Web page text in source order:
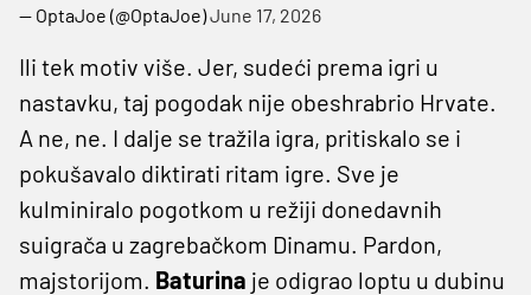
— OptaJoe (@OptaJoe)June 17, 2026
Ili tek motiv više. Jer, sudeći prema igri u
nastavku, taj pogodak nije obeshrabrio Hrvate.
A ne, ne. I dalje se tražila igra, pritiskalo se i
pokušavalo diktirati ritam igre. Sve je
kulminiralo pogotkom u režiji donedavnih
suigrača u zagrebačkom Dinamu. Pardon,
majstorijom. Baturina je odigrao loptu u dubinu